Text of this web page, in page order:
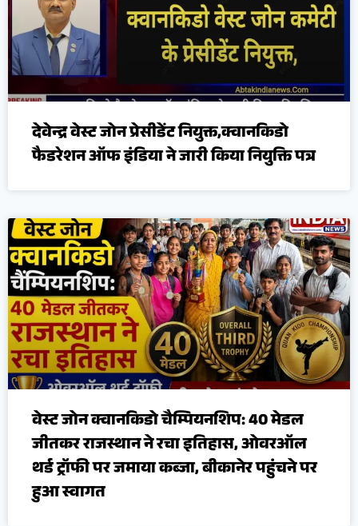
देवेन्द्र वेस्ट जोन प्रेसीडेंट नियुक्त,क्वानकिडो
फैडरेशन ऑफ इंडिया ने जारी किया नियुक्ति पत्र
वेस्ट जोन क्वानकिडो चैम्पियनशिप: 40 मेडल
जीतकर राजस्थान ने रचा इतिहास, ओवरऑल
थर्ड ट्रॉफी पर जमाया कब्जा, बीकानेर पहुंचने पर
हुआ स्वागत